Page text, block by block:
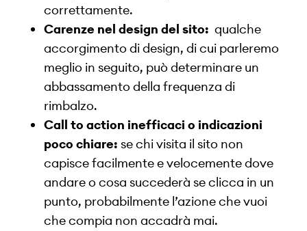
correttamente.
Carenze nel design del sito: qualche
accorgimento di design, di cui parleremo
meglio in seguito, può determinare un
abbassamento della frequenza di
rimbalzo.
Call to action inefficaci o indicazioni
poco chiare: se chi visita il sito non
capisce facilmente e velocemente dove
andare o cosa succederà se clicca in un
punto, probabilmente l’azione che vuoi
che compia non accadrà mai.